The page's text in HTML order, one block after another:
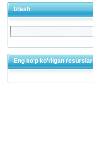
Izlash
Eng ko'p ko'rilgan resurslar